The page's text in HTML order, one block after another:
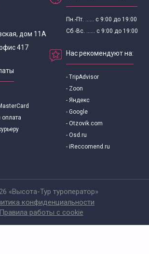
дом 11А
417
оплата
Пн.-Пт. ...... с 9:00 до 19:00
Сб.-Вс. ...... с 9:00 до 19:00
Нас рекомендуют на:
- TripAdvisor
- Zoon
- Яндекс
- Google
- Otzovik.com
- Osd.ru
- iReccomend.ru
«Высота-Тур туроператор»
конфиденциальности
Правила работы с cookie